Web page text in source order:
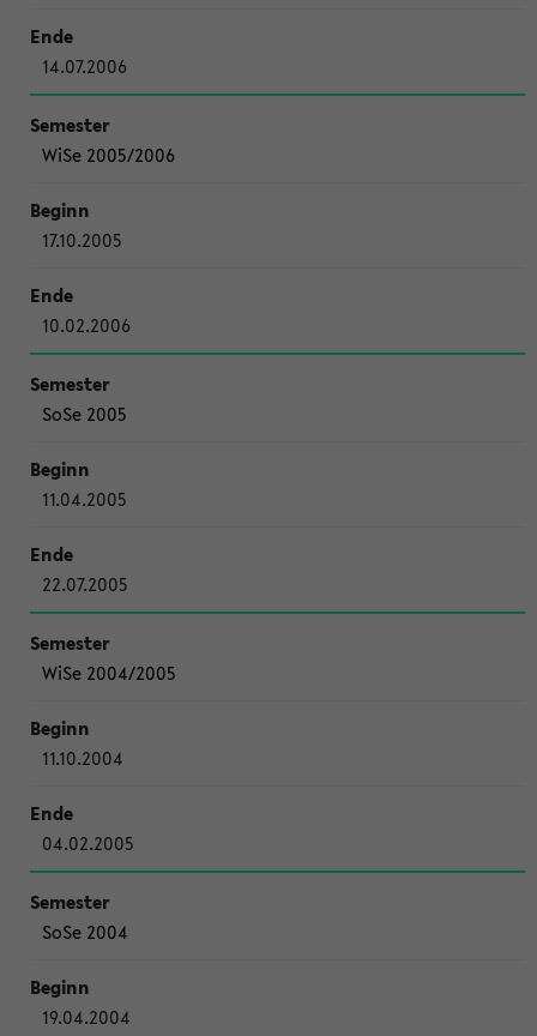
14.07.2006
WiSe 2005/2006
17.10.2005
10.02.2006
SoSe 2005
11.04.2005
22.07.2005
WiSe 2004/2005
11.10.2004
04.02.2005
SoSe 2004
19.04.2004